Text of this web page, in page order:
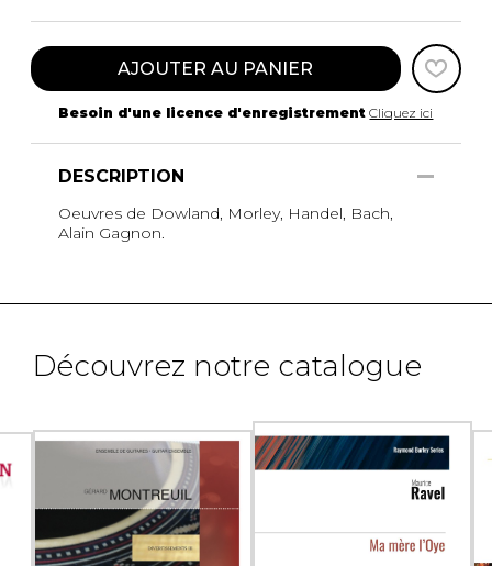
AJOUTER AU PANIER
Besoin d'une licence d'enregistrement Cliquez ici
DESCRIPTION
Oeuvres de Dowland, Morley, Handel, Bach,
Alain Gagnon.
Découvrez notre catalogue